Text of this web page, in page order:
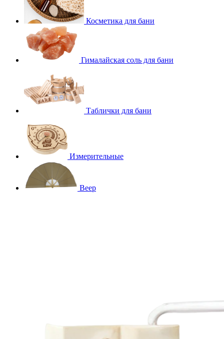
Косметика для бани
Гималайская соль для бани
Таблички для бани
Измерительные
Веер